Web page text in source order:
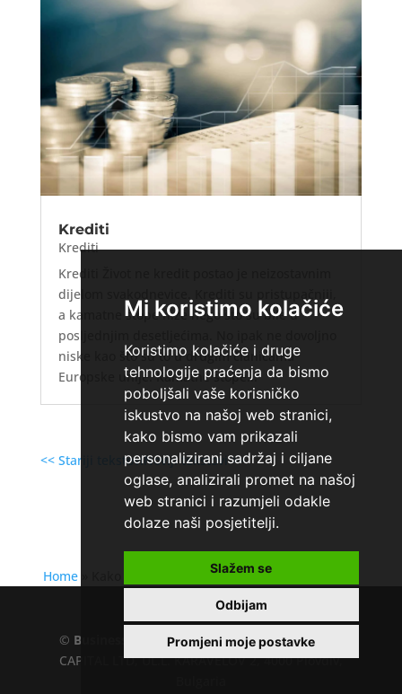
Mi koristimo kolačiće
Koristimo kolačiće i druge
tehnologije praćenja da bismo
poboljšali vaše korisničko
iskustvo na našoj web stranici,
kako bismo vam prikazali
personalizirani sadržaj i ciljane
oglase, analizirali promet na našoj
web stranici i razumjeli odakle
dolaze naši posjetitelji.
Slažem se
Odbijam
Promjeni moje postavke
Krediti
Krediti
Krediti Život ne kredit postao je neizostavnim
dijelom svakodnevice. Krediti su pristupačniji,
a kamatne stope niže nego što su bile u
posljednjim desetljećima. No ipak ne dovoljno
niske kao što su to u drugim članicama
Europske unije. Kamatne stope...
<< Stariji tekstoviNoviji tekstovi >>
Home Kako inflacija utječe na cijene roba i usluga?
© Business.hr
EU VAT number : 205391327, KD
CAPITAL LTD, UL.L. KARAVELOV 2, 4000 Plovdiv,